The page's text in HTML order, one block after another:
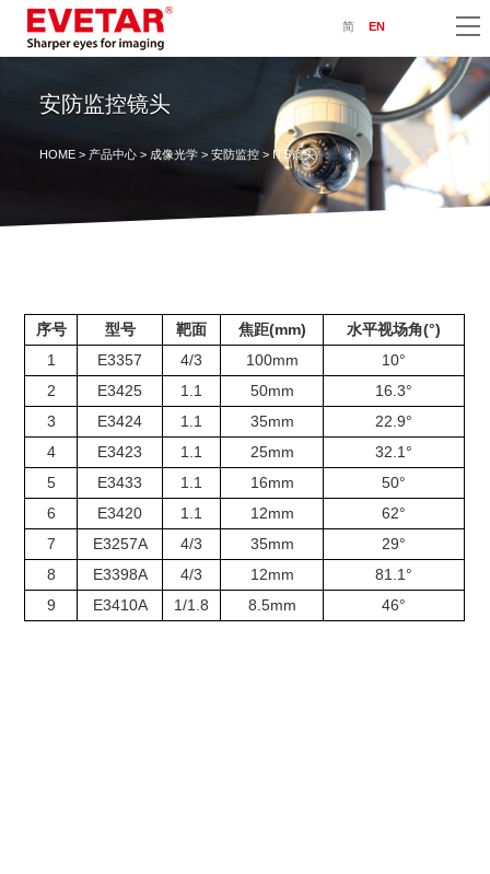
简 EN
安防监控镜头
HOME> 产品中心> 成像光学> 安防监控> ITS镜头
序号 型号 靶面 焦距(mm)
水平视场角(°)
1
E3357 4/3 100mm
10°
2
E3425 1.1 50mm
16.3°
3
E3424 1.1 35mm
22.9°
4
E3423 1.1 25mm
32.1°
5
E3433 1.1 16mm
50°
6
E3420 1.1 12mm
62°
7
E3257A 4/3 35mm
29°
8
E3398A 4/3 12mm
81.1°
9
E3410A 1/1.8 8.5mm 46°